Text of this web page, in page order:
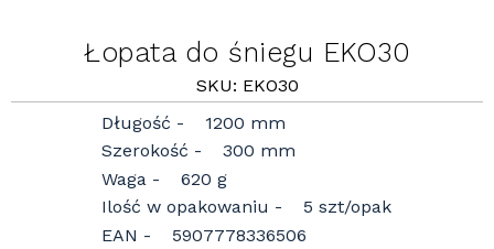
Łopata do śniegu EKO30
SKU: EKO30
Długość
1200 mm
Szerokość
300 mm
Waga
620 g
Ilość w opakowaniu
5 szt/opak
EAN
5907778336506